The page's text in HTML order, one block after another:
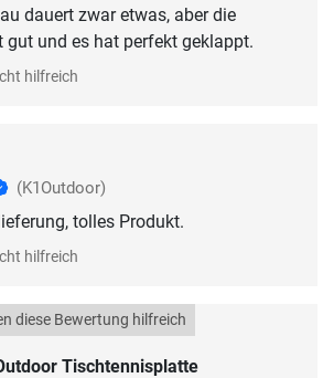
dauert zwar etwas, aber die
gut und es hat perfekt geklappt.
hilfreich
(K1Outdoor)
tolles Produkt.
hilfreich
Tischtennisplatte
diese Bewertung hilfreich